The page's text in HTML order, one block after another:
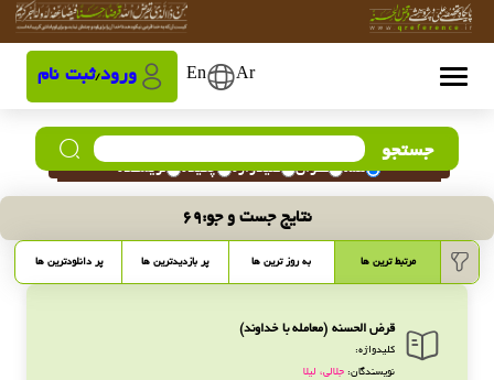
Ar
En ورود/ثبت نام
جستجو
همه عنوان کلیدواژه چکیده نویسنده
نتایج جست و جو:69
مرتبط ترین ها به روز ترین ها پر بازدیدترین ها پر دانلودترین ها
قرض الحسنه (معامله با خداوند)
کلیدواژه:
نویسندگان: جلالی، لیلا